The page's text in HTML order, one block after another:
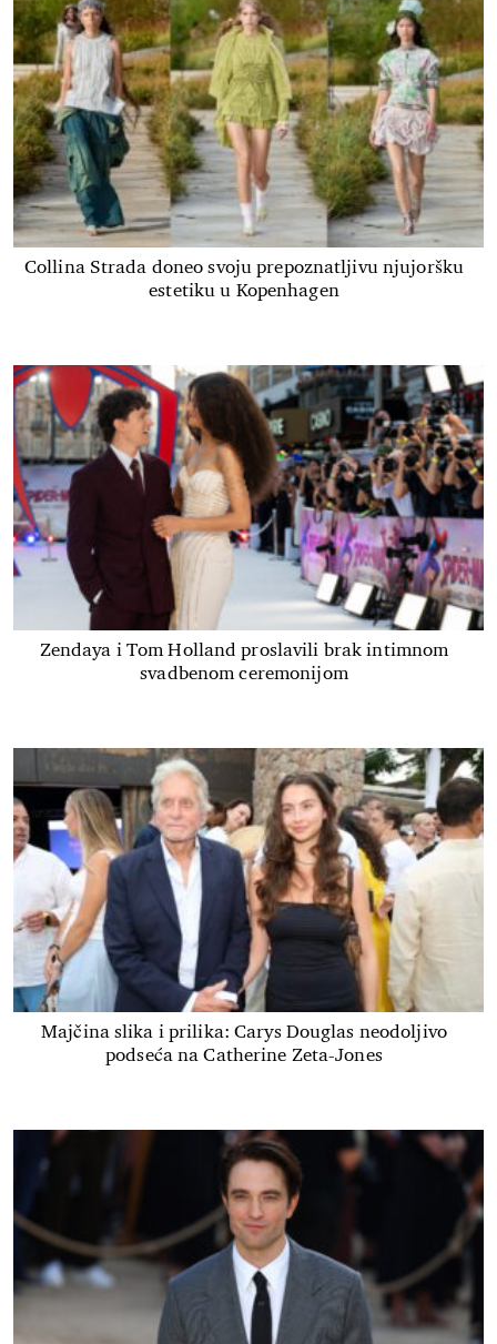
Collina Strada doneo svoju prepoznatljivu njujoršku
estetiku u Kopenhagen
Zendaya i Tom Holland proslavili brak intimnom
svadbenom ceremonijom
Majčina slika i prilika: Carys Douglas neodoljivo
podseća na Catherine Zeta-Jones